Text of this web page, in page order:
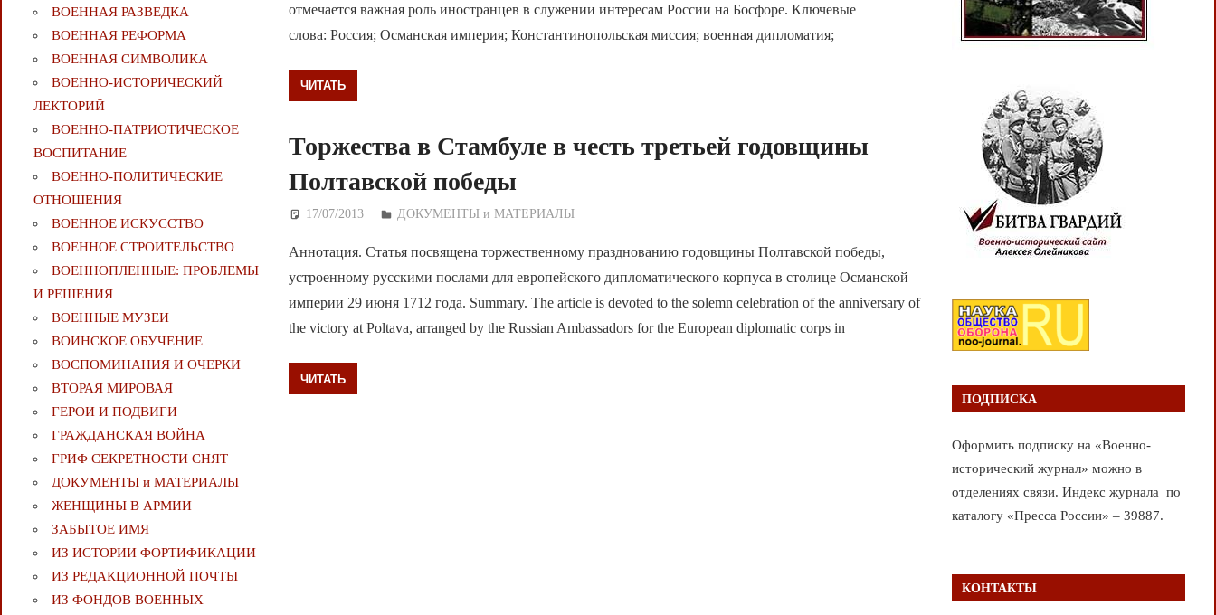
отмечается важная роль иностранцев в служении интересам России на Босфоре. Ключевые
слова: Россия; Османская империя; Константинопольская миссия; военная дипломатия;
ЧИТАТЬ
Торжества в Стамбуле в честь третьей годовщины
Полтавской победы
17/07/2013 Дежурный по Редакции
ДОКУМЕНТЫ и МАТЕРИАЛЫ
Аннотация. Статья посвящена торжественному празднованию годовщины Полтавской победы,
устроенному русскими послами для европейского дипломатического корпуса в столице Османской
империи 29 июня 1712 года. Summary. The article is devoted to the solemn celebration of the anniversary of
the victory at Poltava, arranged by the Russian Ambassadors for the European diplomatic corps in
ЧИТАТЬ
ВОЕННАЯ РАЗВЕДКА
ВОЕННАЯ РЕФОРМА
ВОЕННАЯ СИМВОЛИКА
ВОЕННО-ИСТОРИЧЕСКИЙ
ЛЕКТОРИЙ
ВОЕННО-ПАТРИОТИЧЕСКОЕ
ВОСПИТАНИЕ
ВОЕННО-ПОЛИТИЧЕСКИE
ОТНОШЕНИЯ
ВОЕННОЕ ИСКУССТВО
ВОЕННОЕ СТРОИТЕЛЬСТВО
ВОЕННОПЛЕННЫЕ: ПРОБЛЕМЫ
И РЕШЕНИЯ
ВОЕННЫЕ МУЗЕИ
ВОИНСКОЕ ОБУЧЕНИЕ
ВОСПОМИНАНИЯ И ОЧЕРКИ
ВТОРАЯ МИРОВАЯ
ГЕРОИ И ПОДВИГИ
ГРАЖДАНСКАЯ ВОЙНА
ГРИФ СЕКРЕТНОСТИ СНЯТ
ДОКУМЕНТЫ и МАТЕРИАЛЫ
ЖЕНЩИНЫ В АРМИИ
ЗАБЫТОЕ ИМЯ
ИЗ ИСТОРИИ ФОРТИФИКАЦИИ
ИЗ РЕДАКЦИОННОЙ ПОЧТЫ
ИЗ ФОНДОВ ВОЕННЫХ
ПОДПИСКА
Оформить подписку на «Военно-
исторический журнал» можно в
отделениях связи. Индекс журнала по
каталогу «Пресса России» – 39887.
КОНТАКТЫ